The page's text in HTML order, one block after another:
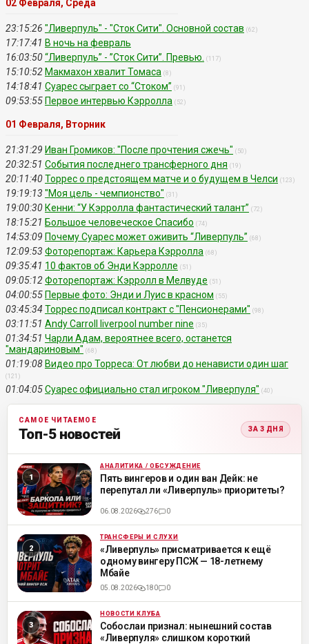
02 Февраля, Среда
23:15:26 "Ливерпуль" - "Сток Сити". Основной состав (62)
17:17:41 В ночь на февраль
16:03:50“Ливерпуль” - ”Сток Сити”. Превью. (117)
15:10:52 Макмахон хвалит Томаса (8)
14:18:41 Суарес сыграет со “Стоком” (91)
09:53:55 Первое интервью Кэрролла (52)
01 Февраля, Вторник
21:31:29 Иван Громиков: "После прочтения сжечь" (50)
20:32:51 События последнего трансферного дня (19)
20:11:40Торрес о предстоящем матче и о будущем в Челси (123)
19:19:13 "Моя цель - чемпионство" (31)
19:00:30 Кенни: “У Кэрролла фантастический талант” (72)
18:15:21 Большое человеческое Спасибо (74)
14:53:09 Почему Суарес может оживить “Ливерпуль” (68)
12:09:53 Фоторепортаж: Карьера Кэрролла (68)
09:35:41 10 фактов об Энди Кэрролле (51)
09:05:12Фоторепортаж: Кэрролл в Мелвуде (51)
04:00:55 Первые фото: Энди и Луис в красном (55)
03:45:34 Торрес подписал контракт с "Пенсионерами" (98)
03:11:51 Andy Carroll liverpool number nine (35)
01:34:51 Чарли Адам, вероятнее всего, останется
"мандариновым" (68)
01:19:08 Видео про Торреса: От любви до ненависти один шаг
(121)
01:04:05Суарес официально стал игроком "Ливерпуля" (40)
САМОЕ ЧИТАЕМОЕ
Топ-5 новостей ЗА 3 ДНЯ
ML АНАЛИТИКА / ОБСУЖДЕНИЕ
Пять вингеров и один ван Дейк: не
перепутал ли «Ливерпуль» приоритеты?
06.08.2026 276 0
ML ТРАНСФЕРЫ И СЛУХИ
«Ливерпуль» присматривается к ещё
одному вингеру ПСЖ — 18-летнему
Мбайе
05.08.2026 180 0
ML НОВОСТИ КЛУБА
Собослаи признал: нынешний состав
«Ливерпуля» слишком короткий